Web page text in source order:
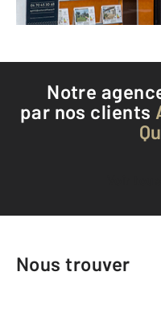
Notre
par nos clients
Voir
Nous trouver